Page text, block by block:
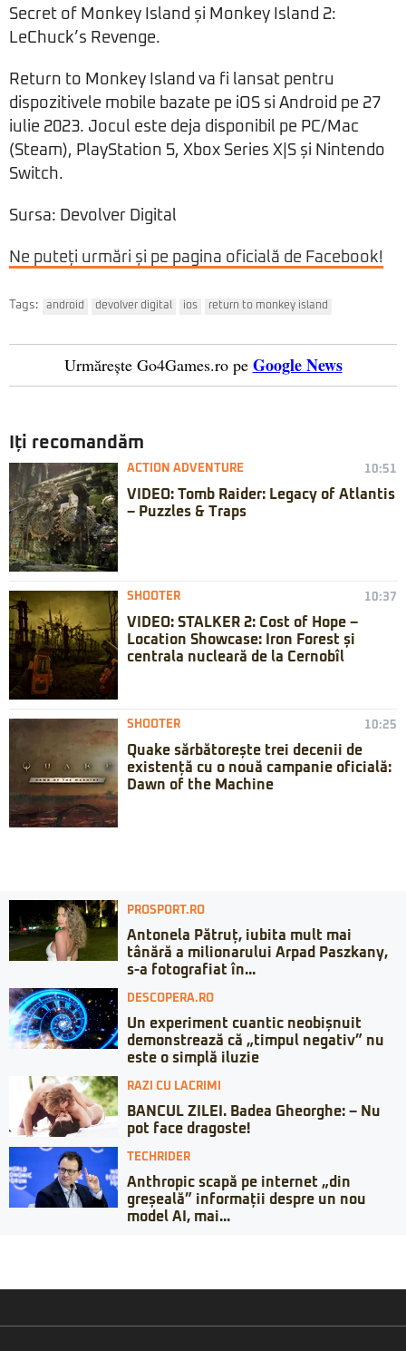
Secret of Monkey Island și Monkey Island 2:
LeChuck’s Revenge.
Return to Monkey Island va fi lansat pentru
dispozitivele mobile bazate pe iOS si Android pe 27
iulie 2023. Jocul este deja disponibil pe PC/Mac
(Steam), PlayStation 5, Xbox Series X|S și Nintendo
Switch.
Sursa: Devolver Digital
Ne puteți urmări și pe pagina oficială de Facebook!
Tags: android devolver digital ios return to monkey island
Urmărește Go4Games.ro pe Google News
Iți recomandăm
ACTION ADVENTURE 10:51
VIDEO: Tomb Raider: Legacy of Atlantis
– Puzzles & Traps
SHOOTER 10:37
VIDEO: STALKER 2: Cost of Hope –
Location Showcase: Iron Forest și
centrala nucleară de la Cernobîl
SHOOTER 10:25
Quake sărbătorește trei decenii de
existență cu o nouă campanie oficială:
Dawn of the Machine
PROSPORT.RO
Antonela Pătruț, iubita mult mai
tânără a milionarului Arpad Paszkany,
s-a fotografiat în...
DESCOPERA.RO
Un experiment cuantic neobișnuit
demonstrează că „timpul negativ” nu
este o simplă iluzie
RAZI CU LACRIMI
BANCUL ZILEI. Badea Gheorghe: – Nu
pot face dragoste!
TECHRIDER
Anthropic scapă pe internet „din
greșeală” informații despre un nou
model AI, mai...